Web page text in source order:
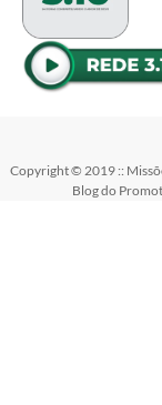
Copyright © 2019 ::
Blog do